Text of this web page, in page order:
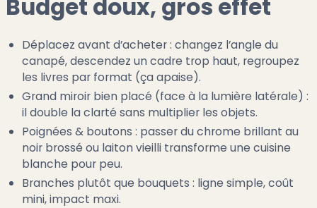
Budget doux, gros effet
Déplacez avant d’acheter : changez l’angle du
canapé, descendez un cadre trop haut, regroupez
les livres par format (ça apaise).
Grand miroir bien placé (face à la lumière latérale) :
il double la clarté sans multiplier les objets.
Poignées & boutons : passer du chrome brillant au
noir brossé ou laiton vieilli transforme une cuisine
blanche pour peu.
Branches plutôt que bouquets : ligne simple, coût
mini, impact maxi.